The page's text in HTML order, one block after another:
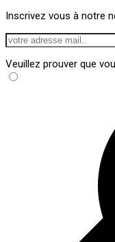
Inscrivez vous à notre
Veuillez prouver que